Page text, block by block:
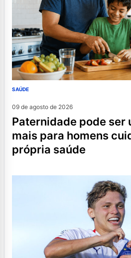
SAÚDE
09 de agosto de 2026
paternidade pode ser um motivo a
mais para homens
própria saúde